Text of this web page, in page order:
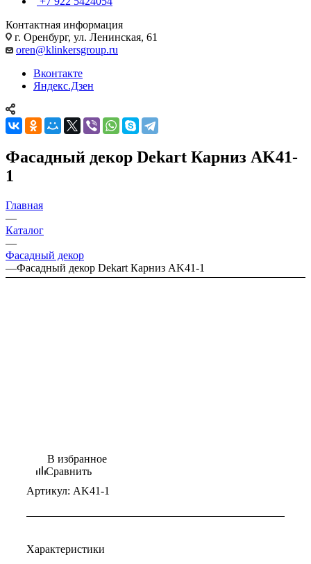
Контактная информация
г. Оренбург, ул. Ленинская, 61
oren@klinkersgroup.ru
Вконтакте
Яндекс.Дзен
Фасадный декор Dekart Карниз AK41-
1
Главная
—
Каталог
—
Фасадный декор
—Фасадный декор Dekart Карниз AK41-1
В избранное
Сравнить
Артикул: AK41-1
Характеристики